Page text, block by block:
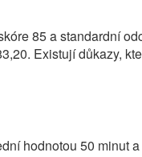
85 a standardní
Existují důkazy,
hodnotou 50 minut